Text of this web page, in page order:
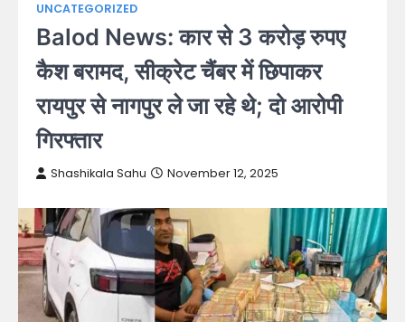
UNCATEGORIZED
Balod News: कार से 3 करोड़ रुपए
कैश बरामद, सीक्रेट चैंबर में छिपाकर
रायपुर से नागपुर ले जा रहे थे; दो आरोपी
गिरफ्तार
Shashikala Sahu November 12, 2025